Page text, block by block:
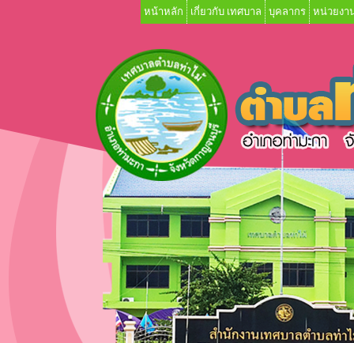
หน้าหลัก เกี่ยวกับ เทศบาล บุคลากร หน่วยงา